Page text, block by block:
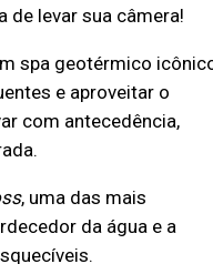
de levar sua câmera!
spa geotérmico
e aproveitar o
com antecedência,
, uma das mais
da água e a